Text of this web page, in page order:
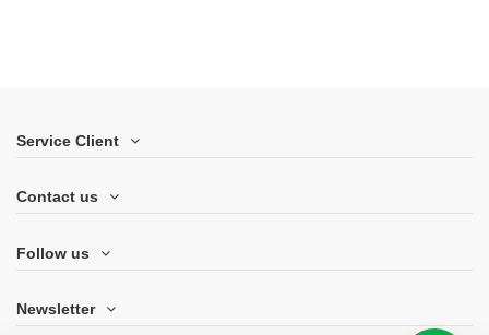
Service Client
Contact us
Follow us
Newsletter